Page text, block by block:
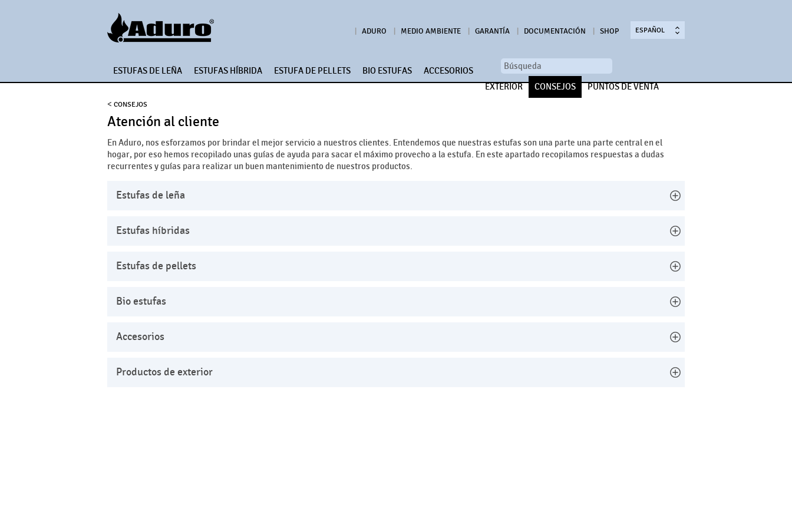
ESPAÑOL
ADURO MEDIO AMBIENTE GARANTÍA DOCUMENTACIÓN SHOP
ESTUFAS DE LEÑA ESTUFAS HÍBRIDA ESTUFA DE PELLETS BIO ESTUFAS
ACCESORIOS
EXTERIOR
CONSEJOS
PUNTOS DE VENTA
< CONSEJOS
Atención al cliente
En Aduro, nos esforzamos por brindar el mejor servicio a nuestros clientes. Entendemos que nuestras estufas son una parte una parte central en el
hogar, por eso hemos recopilado unas guías de ayuda para sacar el máximo provecho a la estufa. En este apartado recopilamos respuestas a dudas
recurrentes y guías para realizar un buen mantenimiento de nuestros productos.
Estufas de leña
Estufas híbridas
Estufas de pellets
Bio estufas
Accesorios
Productos de exterior